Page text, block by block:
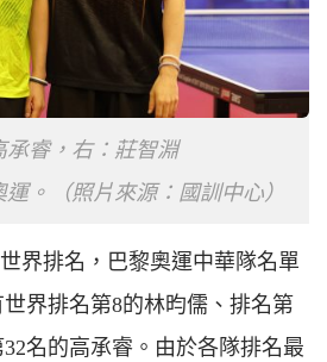
承睿，右：莊智淵
。（照片來源：國訓中心）
界排名，巴黎奧運中華隊名單
界排名第8的林昀儒、排名第
名的高承睿。由於各隊排名最